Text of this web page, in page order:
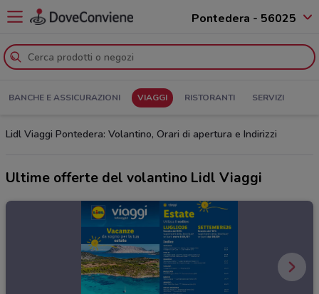
Pontedera - 56025
BANCHE E ASSICURAZIONI VIAGGI RISTORANTI SERVIZI
Lidl Viaggi Pontedera: Volantino, Orari di apertura e Indirizzi
Ultime offerte del volantino Lidl Viaggi